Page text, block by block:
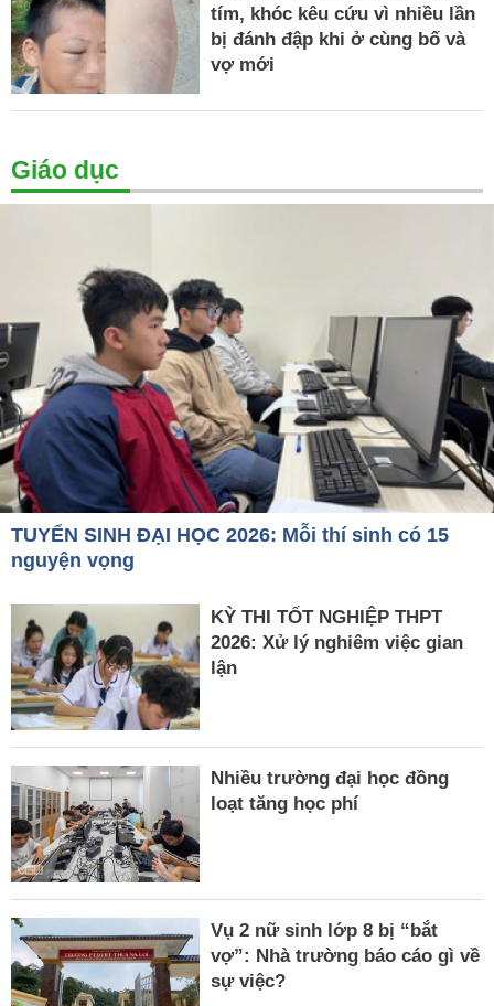
tím, khóc kêu cứu vì nhiều lần
bị đánh đập khi ở cùng bố và
vợ mới
Giáo dục
TUYỂN SINH ĐẠI HỌC 2026: Mỗi thí sinh có 15
nguyện vọng
KỲ THI TỐT NGHIỆP THPT
2026: Xử lý nghiêm việc gian
lận
Nhiều trường đại học đồng
loạt tăng học phí
Vụ 2 nữ sinh lớp 8 bị “bắt
vợ”: Nhà trường báo cáo gì về
sự việc?